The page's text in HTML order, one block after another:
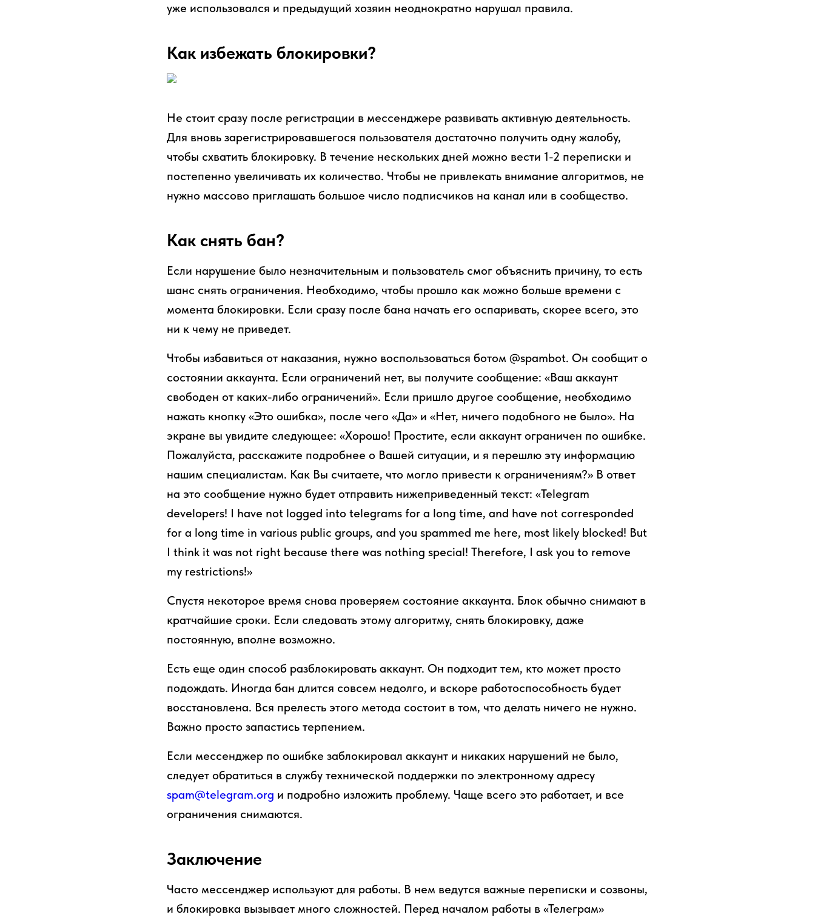
уже использовался и предыдущий хозяин неоднократно нарушал правила.
Как избежать блокировки?
Не стоит сразу после регистрации в мессенджере развивать активную деятельность.
Для вновь зарегистрировавшегося пользователя достаточно получить одну жалобу,
чтобы схватить блокировку. В течение нескольких дней можно вести 1-2 переписки и
постепенно увеличивать их количество. Чтобы не привлекать внимание алгоритмов, не
нужно массово приглашать большое число подписчиков на канал или в сообщество.
Как снять бан?
Если нарушение было незначительным и пользователь смог объяснить причину, то есть
шанс снять ограничения. Необходимо, чтобы прошло как можно больше времени с
момента блокировки. Если сразу после бана начать его оспаривать, скорее всего, это
ни к чему не приведет.
Чтобы избавиться от наказания, нужно воспользоваться ботом @spambot. Он сообщит о
состоянии аккаунта. Если ограничений нет, вы получите сообщение: «Ваш аккаунт
свободен от каких-либо ограничений». Если пришло другое сообщение, необходимо
нажать кнопку «Это ошибка», после чего «Да» и «Нет, ничего подобного не было». На
экране вы увидите следующее: «Хорошо! Простите, если аккаунт ограничен по ошибке.
Пожалуйста, расскажите подробнее о Вашей ситуации, и я перешлю эту информацию
нашим специалистам. Как Вы считаете, что могло привести к ограничениям?» В ответ
на это сообщение нужно будет отправить нижеприведенный текст: «Telegram
developers! I have not logged into telegrams for a long time, and have not corresponded
for a long time in various public groups, and you spammed me here, most likely blocked! But
I think it was not right because there was nothing special! Therefore, I ask you to remove
my restrictions!»
Спустя некоторое время снова проверяем состояние аккаунта. Блок обычно снимают в
кратчайшие сроки. Если следовать этому алгоритму, снять блокировку, даже
постоянную, вполне возможно.
Есть еще один способ разблокировать аккаунт. Он подходит тем, кто может просто
подождать. Иногда бан длится совсем недолго, и вскоре работоспособность будет
восстановлена. Вся прелесть этого метода состоит в том, что делать ничего не нужно.
Важно просто запастись терпением.
Если мессенджер по ошибке заблокировал аккаунт и никаких нарушений не было,
следует обратиться в службу технической поддержки по электронному адресу
spam@telegram.org и подробно изложить проблему. Чаще всего это работает, и все
ограничения снимаются.
Заключение
Часто мессенджер используют для работы. В нем ведутся важные переписки и созвоны,
и блокировка вызывает много сложностей. Перед началом работы в «Телеграм»